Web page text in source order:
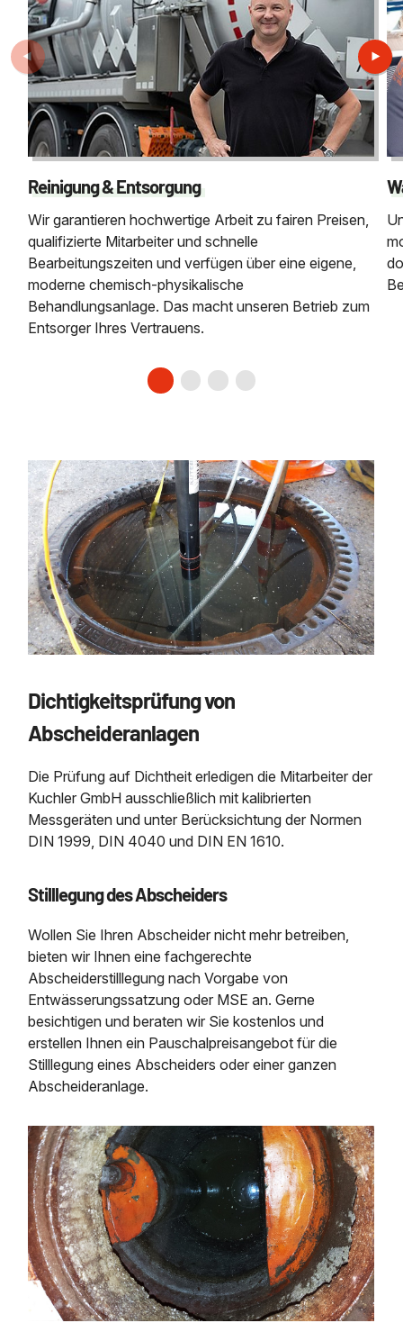
Kontakt
Reinigung & Entsorgung
Wir garantieren hochwertige Arbeit zu fairen Preisen,
qualifizierte Mitarbeiter und schnelle
Bearbeitungszeiten und verfügen über eine eigene,
moderne chemisch-physikalische
Behandlungsanlage. Das macht unseren Betrieb zum
Entsorger Ihres Vertrauens.
Dichtigkeitsprüfung von
Abscheideranlagen
Die Prüfung auf Dichtheit erledigen die Mitarbeiter der
Kuchler GmbH ausschließlich mit kalibrierten
Messgeräten und unter Berücksichtung der Normen
DIN 1999, DIN 4040 und DIN EN 1610.
Stilllegung des Abscheiders
Wollen Sie Ihren Abscheider nicht mehr betreiben,
bieten wir Ihnen eine fachgerechte
Abscheiderstilllegung nach Vorgabe von
Entwässerungssatzung oder MSE an. Gerne
besichtigen und beraten wir Sie kostenlos und
erstellen Ihnen ein Pauschalpreisangebot für die
Stilllegung eines Abscheiders oder einer ganzen
Abscheideranlage.